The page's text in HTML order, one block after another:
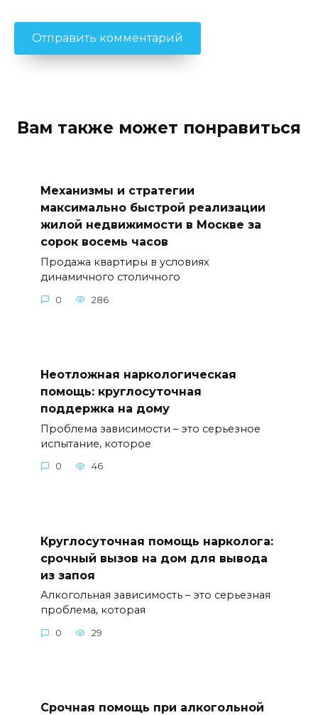
Вам также может понравиться
Механизмы и стратегии
максимально быстрой реализации
жилой недвижимости в Москве за
сорок восемь часов
Продажа квартиры в условиях
динамичного столичного
0 286
Неотложная наркологическая
помощь: круглосуточная
поддержка на дому
Проблема зависимости – это серьезное
испытание, которое
0 46
Круглосуточная помощь нарколога:
срочный вызов на дом для вывода
из запоя
Алкогольная зависимость – это серьезная
проблема, которая
0 29
Срочная помощь при алкогольной